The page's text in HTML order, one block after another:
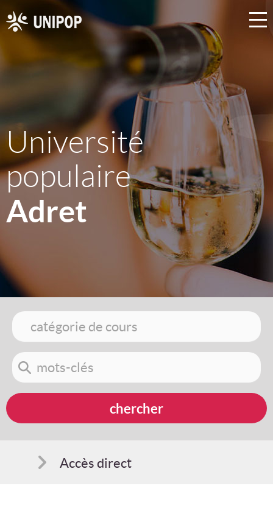
Université
populaire
Adret
Accès direct